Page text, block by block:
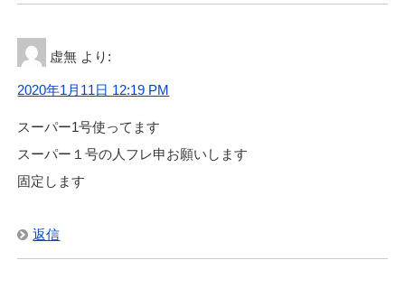
虚無 より:
2020年1月11日 12:19 PM
スーパー1号使ってます
スーパー１号の人フレ申お願いします
固定します
返信